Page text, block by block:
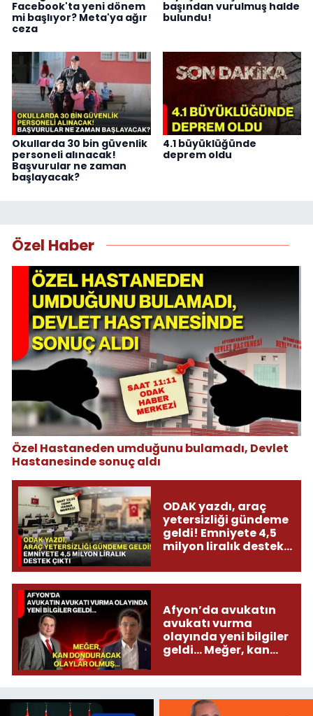
Facebook'ta yeni dönem
mi başlıyor? Meta'ya ağır
ceza
başından vurulmuş halde
bulundu!
Okullarda 30 bin güvenlik
personeli alınacak!
Başvurular ne zaman
başlayacak?
4.1 büyüklüğünde
deprem oldu
Özel Haber
Özel Hastaneden umduğunu bulamadı, Devlet
Hastanesinde sonuç aldı
ODAK yazdı, araç
yetersizliği gündeme
geldi! Emniyete 4,5
milyon liralık destek
Afyon’da avukatın
avukatı vurma
olayında yeni bilgiler
geldi... Meğer, kan
olmuş...